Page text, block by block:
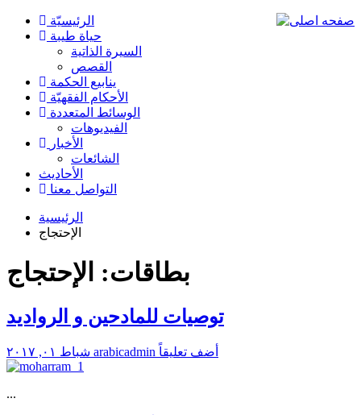
الرئیسیّة
حياة طيبة
السيرة الذاتية
القصص
ينابيع الحكمة
الأحکام الفقهیّة
الوسائط المتعددة
الفیدیوهات
الأخبار
الشائعات
الأحادیث
التواصل معنا
الرئيسية
الإحتجاج
بطاقات: الإحتجاج
توصيات للمادحين و الرواديد
arabicadmin أضف تعليقاً
...